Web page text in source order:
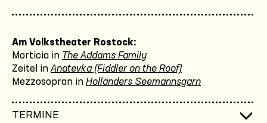
Am Volkstheater Rostock:
Morticia in The Addams Family
Zeitel in Anatevka (Fiddler on the Roof)
Mezzosopran in Holländers Seemannsgarn
TERMINE